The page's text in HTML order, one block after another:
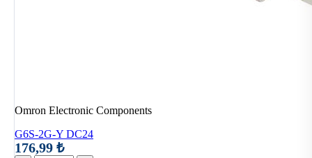
Omron Electronic Components
G6S-2G-Y DC24
176,99 ₺